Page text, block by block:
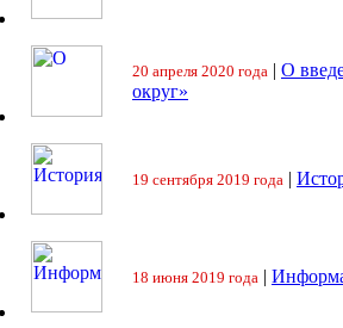
20 апреля 2020 года | О
округ»
19 сентября 2019 года |
18 июня 2019 года |